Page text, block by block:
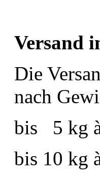
Versand
Die
nach
bis
5 kg
bis 10 kg